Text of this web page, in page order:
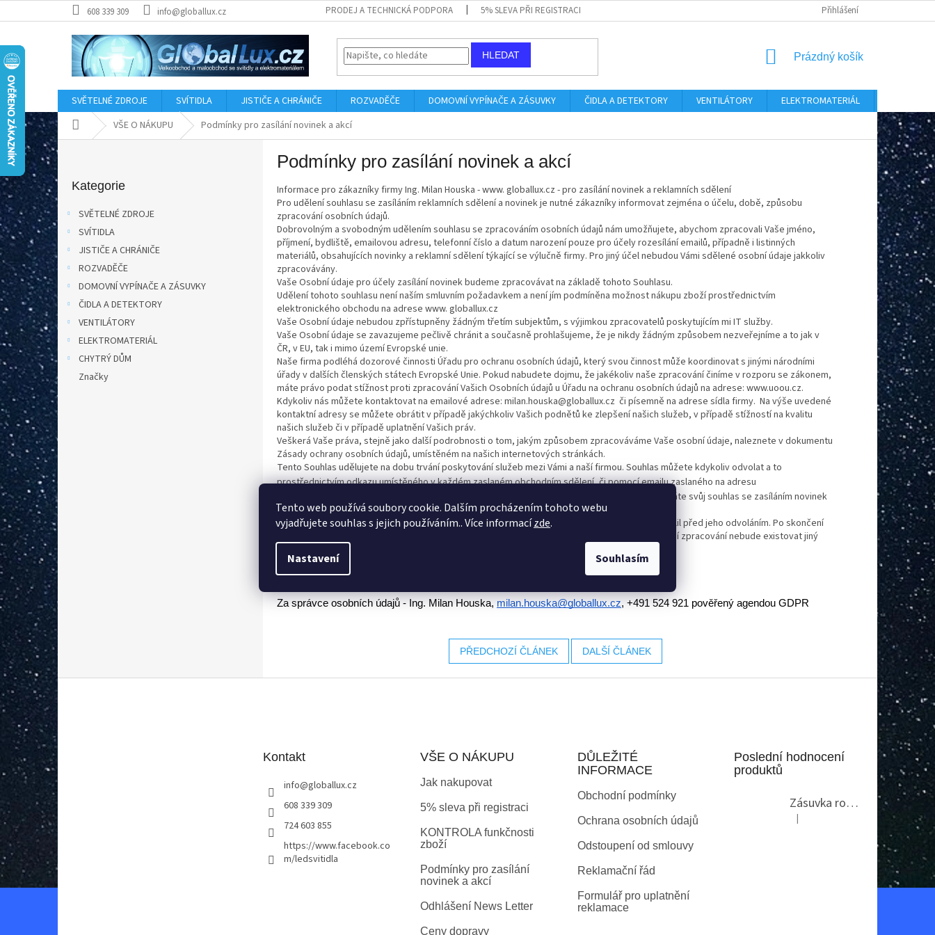
Tento web používá soubory cookie. Dalším procházením tohoto webu
vyjadřujete souhlas s jejich používáním.. Více informacízde.
Nastavení Souhlasím
na
608 339 309 info@globallux.cz PRODEJ A TECHNICKÁ PODPORA 5% SLEVA PŘI REGISTRACI Přihlášení
HLEDAT
NÁKUPNÍ
Prázdný košík
SVĚTELNÉ ZDROJE SVÍTIDLA JISTIČE A CHRÁNIČE ROZVADĚČE DOMOVNÍ VYPÍNAČE A ZÁSUVKY ČIDLA A DETEKTORY VENTILÁTORY ELEKTROMATERIÁL
Domů VŠE O NÁKUPU Podmínky pro zasílání novinek a akcí
P
s
r
a
n
í
a
n
e
l
kategorie
Kategorie
SVĚTELNÉ ZDROJE
SVÍTIDLA
JISTIČE A CHRÁNIČE
ROZVADĚČE
DOMOVNÍ VYPÍNAČE A ZÁSUVKY
ČIDLA A DETEKTORY
VENTILÁTORY
ELEKTROMATERIÁL
CHYTRÝ DŮM
Značky
Podmínky pro zasílání novinek a akcí
Informace pro zákazníky firmy Ing. Milan Houska - www. globallux.cz - pro zasílání novinek a reklamních sdělení
Pro udělení souhlasu se zasíláním reklamních sdělení a novinek je nutné zákazníky informovat zejména o účelu, době, způsobu
zpracování osobních údajů.
Dobrovolným a svobodným udělením souhlasu se zpracováním osobních údajů nám umožňujete, abychom zpracovali Vaše jméno,
příjmení, bydliště, emailovou adresu, telefonní číslo a datum narození pouze pro účely rozesílání emailů, případně i listinných
materiálů, obsahujících novinky a reklamní sdělení týkající se výlučně firmy. Pro jiný účel nebudou Vámi sdělené osobní údaje jakkoliv
zpracovávány.
Vaše Osobní údaje pro účely zasílání novinek budeme zpracovávat na základě tohoto Souhlasu.
Udělení tohoto souhlasu není naším smluvním požadavkem a není jím podmíněna možnost nákupu zboží prostřednictvím
elektronického obchodu na adrese www. globallux.cz
Vaše Osobní údaje nebudou zpřístupněny žádným třetím subjektům, s výjimkou zpracovatelů poskytujícím mi IT služby.
Vaše Osobní údaje se zavazujeme pečlivě chránit a současně prohlašujeme, že je nikdy žádným způsobem nezveřejníme a to jak v
ČR, v EU, tak i mimo území Evropské unie.
Naše firma podléhá dozorové činnosti Úřadu pro ochranu osobních údajů, který svou činnost může koordinovat s jinými národními
úřady v dalších členských státech Evropské Unie. Pokud nabudete dojmu, že jakékoliv naše zpracování činíme v rozporu se zákonem,
máte právo podat stížnost proti zpracování Vašich Osobních údajů u Úřadu na ochranu osobních údajů na adrese: www.uoou.cz.
Kdykoliv nás můžete kontaktovat na emailové adrese: milan.houska@globallux.cz či písemně na adrese sídla firmy. Na výše uvedené
kontaktní adresy se můžete obrátit v případě jakýchkoliv Vašich podnětů ke zlepšení našich služeb, v případě stížností na kvalitu
našich služeb či v případě uplatnění Vašich práv.
Veškerá Vaše práva, stejně jako další podrobnosti o tom, jakým způsobem zpracováváme Vaše osobní údaje, naleznete v dokumentu
Zásady ochrany osobních údajů, umístěném na našich internetových stránkách.
Tento Souhlas udělujete na dobu trvání poskytování služeb mezi Vámi a naší firmou. Souhlas můžete kdykoliv odvolat a to
prostřednictvím odkazu umístěného v každém zaslaném obchodním sdělení, či pomocí emailu zaslaného na adresu
v němž uvedete minimálně své identifikační údaje a skutečnost, že odvoláváte svůj souhlas se zasíláním novinek
a obchodních sdělení.
Odvoláním Souhlasu není dotčena zákonnost zpracování vycházející ze Souhlasu, který jste udělil před jeho odvoláním. Po skončení
platnosti Souhlasu v souladu s tímto článkem Vaše Osobní údaje smažeme, pokud pro jejich další zpracování nebude existovat jiný
zákonný důvod.
V Broumově dne 21. 5. 2018
Za správce osobních údajů - Ing. Milan Houska, milan.houska@globallux.cz, +491 524 921 pověřený agendou GDPR
PŘEDCHOZÍ ČLÁNEK DALŠÍ ČLÁNEK
Z
á
p
Kontakt
info@globallux.cz
608 339 309
724 603 855
https://www.facebook.co
m/ledsvitidla
VŠE O NÁKUPU
Jak nakupovat
5% sleva při registraci
KONTROLA funkčnosti
zboží
Podmínky pro zasílání
novinek a akcí
Odhlášení News Letter
Ceny dopravy
DŮLEŽITÉ
INFORMACE
Obchodní podmínky
Ochrana osobních údajů
Odstoupení od smlouvy
Reklamační řád
Formulář pro uplatnění
reklamace
Poslední hodnocení
produktů
Zásuvka rohová GTV AE-PBKT3U2U-80
Hodnocení produktu je 2 z 5
|